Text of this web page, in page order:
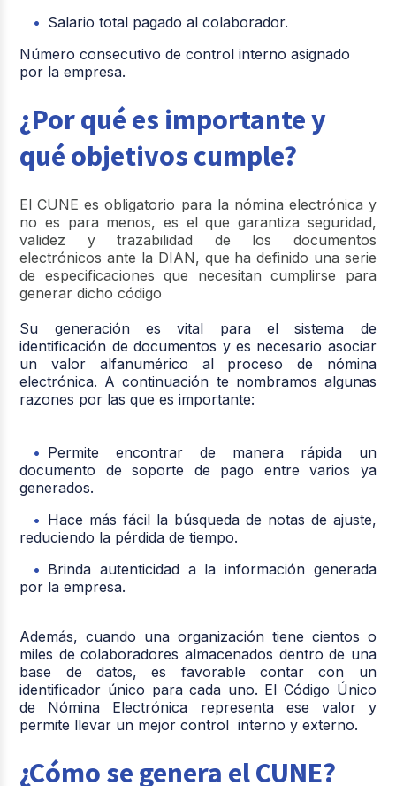
Salario total pagado al colaborador.
Número consecutivo de control interno asignado
por la empresa.
¿Por qué es importante y
qué objetivos cumple?
El CUNE es obligatorio para la nómina electrónica y
no es para menos, es el que garantiza seguridad,
validez y trazabilidad de los documentos
electrónicos ante la DIAN, que ha definido una serie
de especificaciones que necesitan cumplirse para
generar dicho código
Su generación es vital para el sistema de
identificación de documentos y es necesario asociar
un valor alfanumérico al proceso de nómina
electrónica. A continuación te nombramos algunas
razones por las que es importante:
Permite encontrar de manera rápida un
documento de soporte de pago entre varios ya
generados.
Hace más fácil la búsqueda de notas de ajuste,
reduciendo la pérdida de tiempo.
Brinda autenticidad a la información generada
por la empresa.
Además, cuando una organización tiene cientos o
miles de colaboradores almacenados dentro de una
base de datos, es favorable contar con un
identificador único para cada uno. El Código Único
de Nómina Electrónica representa ese valor y
permite llevar un mejor control interno y externo.
¿Cómo se genera el CUNE?